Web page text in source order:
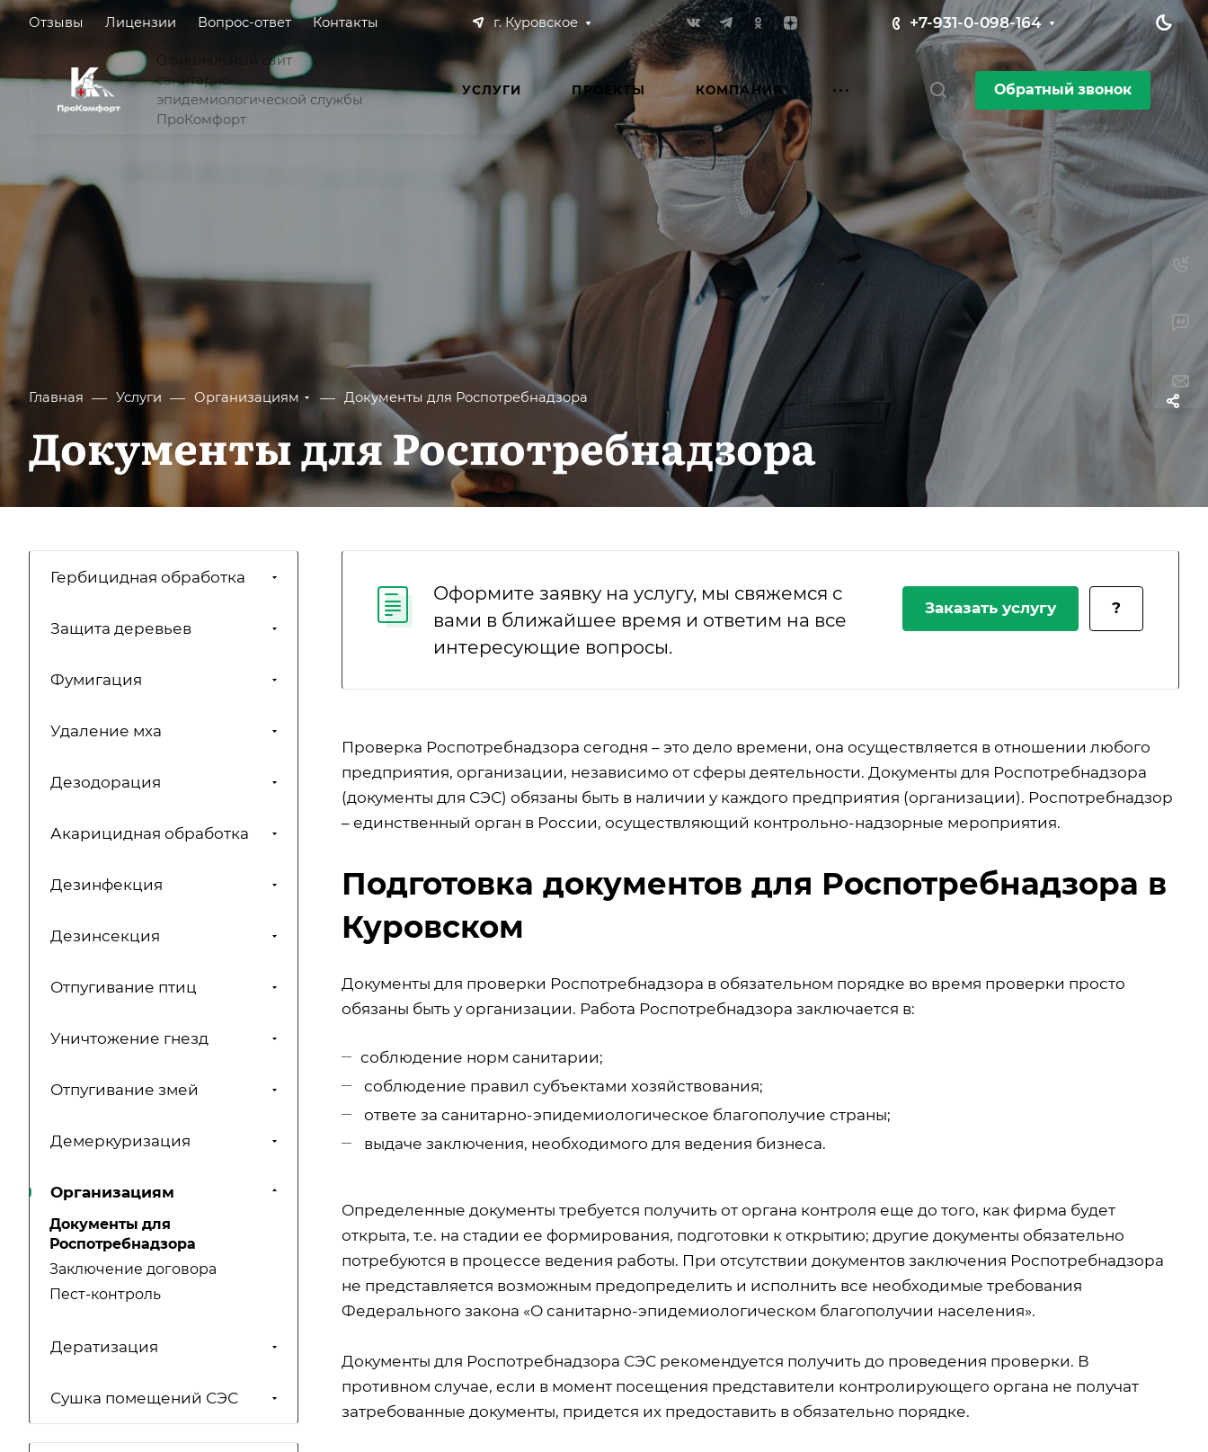
Отзывы Лицензии Вопрос-ответ Контакты г. Куровское +7-931-0-098-164
Официальный сайт
санитарно-
эпидемиологической службы
ПроКомфорт
УСЛУГИ ПРОЕКТЫ КОМПАНИЯ Обратный звонок
Главная — Услуги — Организациям — Документы для Роспотребнадзора
Документы для Роспотребнадзора
Оформите заявку на услугу, мы свяжемся с
вами в ближайшее время и ответим на все
интересующие вопросы.
Заказать услугу ?
Проверка Роспотребнадзора сегодня – это дело времени, она осуществляется в отношении любого
предприятия, организации, независимо от сферы деятельности. Документы для Роспотребнадзора
(документы для СЭС) обязаны быть в наличии у каждого предприятия (организации). Роспотребнадзор
– единственный орган в России, осуществляющий контрольно-надзорные мероприятия.
Подготовка документов для Роспотребнадзора в
Куровском
Документы для проверки Роспотребнадзора в обязательном порядке во время проверки просто
обязаны быть у организации. Работа Роспотребнадзора заключается в:
соблюдение норм санитарии;
соблюдение правил субъектами хозяйствования;
ответе за санитарно-эпидемиологическое благополучие страны;
выдаче заключения, необходимого для ведения бизнеса.
Определенные документы требуется получить от органа контроля еще до того, как фирма будет
открыта, т.е. на стадии ее формирования, подготовки к открытию; другие документы обязательно
потребуются в процессе ведения работы. При отсутствии документов заключения Роспотребнадзора
не представляется возможным предопределить и исполнить все необходимые требования
Федерального закона «О санитарно-эпидемиологическом благополучии населения».
Документы для Роспотребнадзора СЭС рекомендуется получить до проведения проверки. В
противном случае, если в момент посещения представители контролирующего органа не получат
затребованные документы, придется их предоставить в обязательно порядке.
Гербицидная обработка
Защита деревьев
Фумигация
Удаление мха
Дезодорация
Акарицидная обработка
Дезинфекция
Дезинсекция
Отпугивание птиц
Уничтожение гнезд
Отпугивание змей
Демеркуризация
Организациям
Документы для
Роспотребнадзора
Заключение договора
Пест-контроль
Дератизация
Сушка помещений СЭС